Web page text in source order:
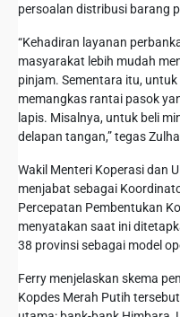
persoalan distribusi barang
“Kehadiran layanan
masyarakat lebih mudah
pinjam. Sementara itu,
memangkas rantai pasok
lapis. Misalnya, untuk beli
delapan tangan,” tegas
Wakil Menteri Koperasi dan
menjabat sebagai
Percepatan Pembentukan
menyatakan saat ini
38 provinsi sebagai model
Ferry menjelaskan skema
Kopdes Merah Putih